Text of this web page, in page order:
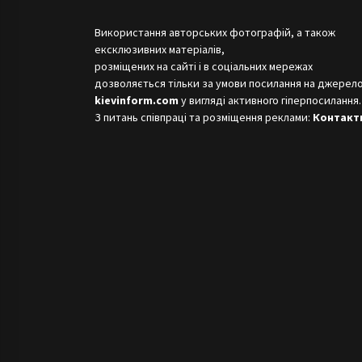
Використання авторських фотографій, а також
ексклюзивних матеріалів,
розміщених на сайті і в соціальних мережах
дозволяється тільки за умови посилання на
kievinform.com у вигляді активного гіперпосилання.
З питань співпраці та розміщення реклами: